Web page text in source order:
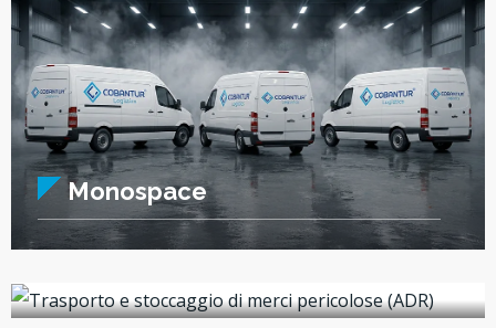
Monospace
Trasporto e stoccaggio di merci
pericolose (ADR)